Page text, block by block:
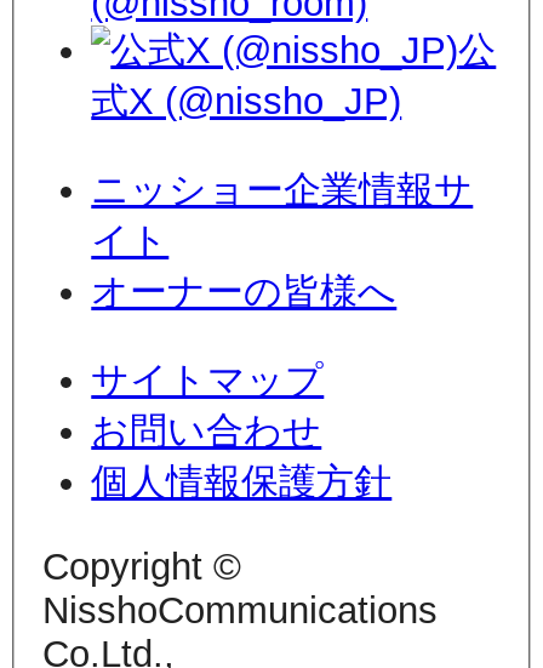
公
式X (@nissho_JP)
ニッショー企業情報サ
イト
オーナーの皆様へ
サイトマップ
お問い合わせ
個人情報保護方針
Copyright ©
NisshoCommunications
Co.Ltd.,